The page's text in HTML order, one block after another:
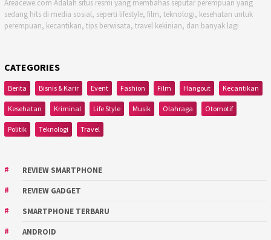
Areacewe.com Adalah situs resmi yang membahas seputar perempuan yang
sedang hits di media sosial, seperti lifestyle, film, teknologi, kesehatan untuk
perempuan, kecantikan, tips berwisata, travel kekinian, dan banyak lagi
CATEGORIES
Berita Bisnis & Karir Event Fashion Film Hangout Kecantikan
Kesehatan Kriminal Life Style Musik Olahraga Otomotif
Politik Teknologi Travel
REVIEW SMARTPHONE
REVIEW GADGET
SMARTPHONE TERBARU
ANDROID